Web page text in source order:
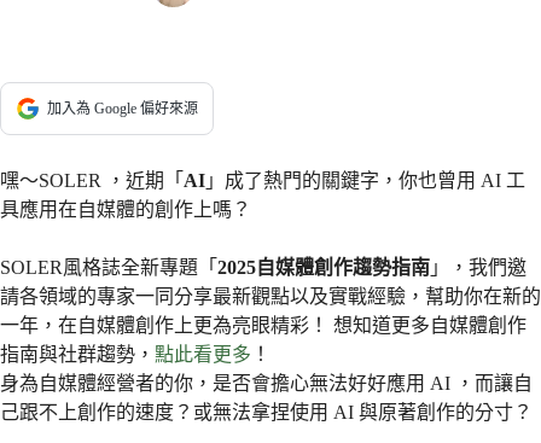
加入為 Google 偏好來源
嘿～SOLER ，近期「 AI 」成了熱門的關鍵字，你也曾用 AI 工
具應用在自媒體的創作上嗎？
SOLER風格誌全新專題「 2025自媒體創作趨勢指南 」，我們邀
請各領域的專家一同分享最新觀點以及實戰經驗，幫助你在新的
一年，在自媒體創作上更為亮眼精彩！ 想知道更多自媒體創作
指南與社群趨勢， 點此看更多 ！
身為自媒體經營者的你，是否會擔心無法好好應用 AI ，而讓自
己跟不上創作的速度？或無法拿捏使用 AI 與原著創作的分寸？